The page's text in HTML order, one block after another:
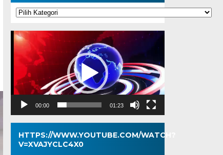
Kategori
Pemutar
Video
00:00 01:23
HTTPS://WWW.YOUTUBE.COM/WATCH?
V=XVAJYCLC4X0